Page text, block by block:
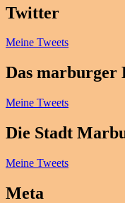
Twitter
Meine Tweets
Das marburger
Meine Tweets
Die Stadt
Meine Tweets
Meta